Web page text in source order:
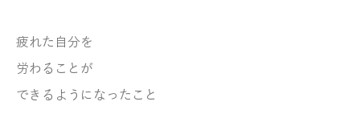
疲れた自分を
労わることが
できるようになったこと